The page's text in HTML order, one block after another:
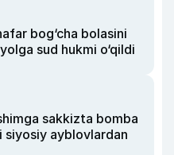
bog‘cha bolasini
sud hukmi o‘qildi
sakkizta bomba
siyosiy ayblovlardan